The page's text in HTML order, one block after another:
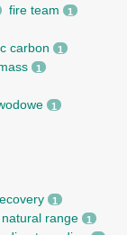
fire team 1
carbon 1
1
1
1
range 1